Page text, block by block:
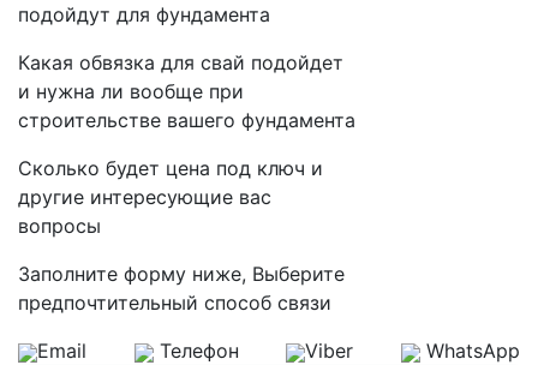
подойдут для фундамента
Какая обвязка для свай подойдет
и нужна ли вообще при
строительстве вашего фундамента
Сколько будет цена под ключ и
другие интересующие вас
вопросы
Заполните форму ниже, Выберите
предпочтительный способ связи
Email
Телефон Viber WhatsApp